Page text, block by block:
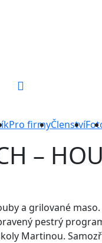
Pro firmyČlenství
–
a grilované
pestrý
Martinou.